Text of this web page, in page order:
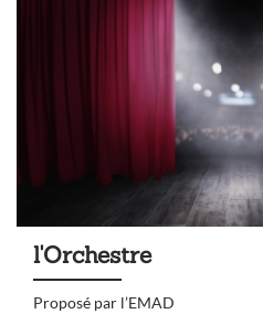
l'Orchestre
Proposé par l’EMAD